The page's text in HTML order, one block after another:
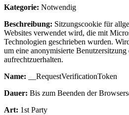
Kategorie: Notwendig
Beschreibung: Sitzungscookie für
Websites verwendet wird, die mit
Technologien geschrieben wurden.
um eine anonymisierte Benutzersitzung
aufrechtzuerhalten.
Name: __RequestVerificationToken
Dauer: Bis zum Beenden der
Art: 1st Party